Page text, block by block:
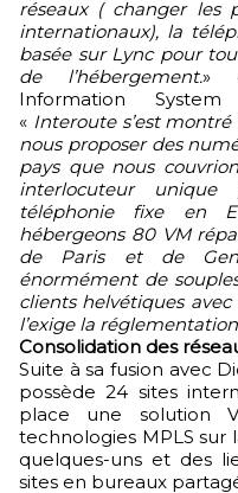
réseaux ( changer les
internationaux), la
basée sur Lync pour
de l’hébergement.»
Information
« Interoute s’est
nous proposer des
pays que nous
interlocuteur
téléphonie fixe en
hébergeons 80 VM
de Paris et de
énormément de
clients helvétiques
l’exige la
Consolidation des
Suite à sa fusion avec
possède 24 sites
place une solution
technologies MPLS sur
quelques-uns et des
sites en bureaux